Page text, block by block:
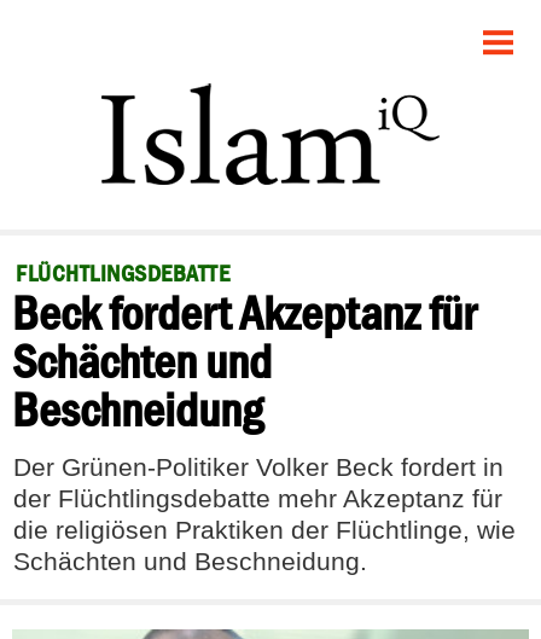
POLITIK
GESELLSCHAFT
RECHT
FEUILLETON
DEBATTE
FLÜCHTLINGSDEBATTE
Beck fordert Akzeptanz für
Schächten und
Beschneidung
Der Grünen-Politiker Volker Beck fordert in
der Flüchtlingsdebatte mehr Akzeptanz für
die religiösen Praktiken der Flüchtlinge, wie
Schächten und Beschneidung.